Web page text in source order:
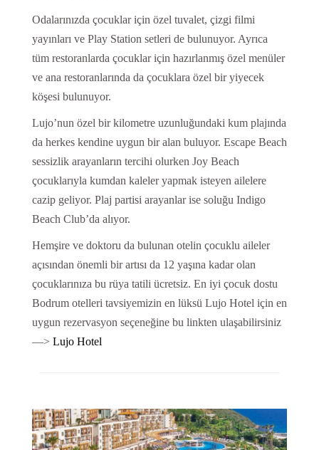
Odalarınızda çocuklar için özel tuvalet, çizgi filmi
yayınları ve Play Station setleri de bulunuyor. Ayrıca
tüm restoranlarda çocuklar için hazırlanmış özel menüler
ve ana restoranlarında da çocuklara özel bir yiyecek
köşesi bulunuyor.
Lujo’nun özel bir kilometre uzunluğundaki kum plajında
da herkes kendine uygun bir alan buluyor. Escape Beach
sessizlik arayanların tercihi olurken Joy Beach
çocuklarıyla kumdan kaleler yapmak isteyen ailelere
cazip geliyor. Plaj partisi arayanlar ise soluğu Indigo
Beach Club’da alıyor.
Hemşire ve doktoru da bulunan otelin çocuklu aileler
açısından önemli bir artısı da 12 yaşına kadar olan
çocuklarınıza bu rüya tatili ücretsiz. En iyi çocuk dostu
Bodrum otelleri tavsiyemizin en lüksü Lujo Hotel için en
uygun rezervasyon seçeneğine bu linkten ulaşabilirsiniz
—> Lujo Hotel